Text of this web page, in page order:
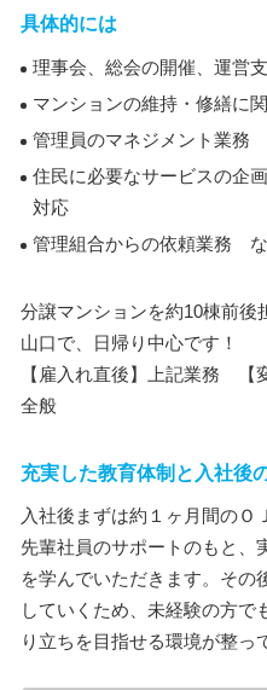
具体的には
理事会、総会の開催、運営
マンションの維持・修繕に
管理員のマネジメント業務
住民に必要なサービスの企
対応
管理組合からの依頼業務
分譲マンションを約10棟前後
山口で、日帰り中心です！
【雇入れ直後】上記業務 【
全般
充実した教育体制と入社後
入社後まずは約１ヶ月間のＯ
先輩社員のサポートのもと、
を学んでいただきます。その
していくため、未経験の方で
り立ちを目指せる環境が整っ